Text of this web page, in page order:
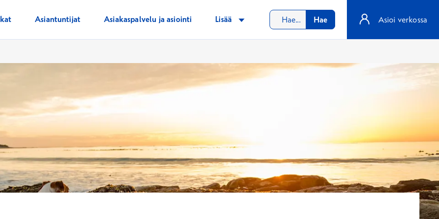
Asiantuntijat Asiakaspalvelu ja asiointi Lisää Hae Asioi verkossa